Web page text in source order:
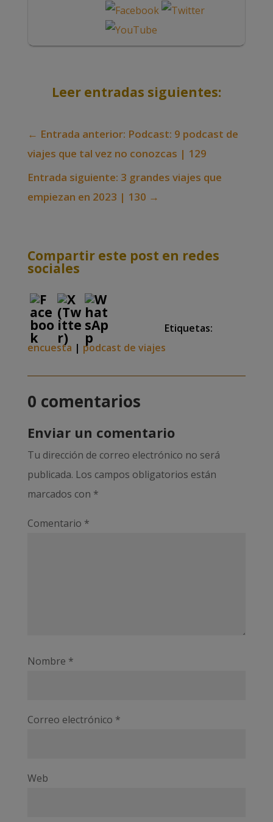
Leer entradas siguientes:
← Entrada anterior: Podcast: 9 podcast de
viajes que tal vez no conozcas | 129
Entrada siguiente: 3 grandes viajes que
empiezan en 2023 | 130 →
Compartir este post en redes
sociales
Etiquetas:
encuesta | podcast de viajes
0 comentarios
Enviar un comentario
Tu dirección de correo electrónico no será
publicada. Los campos obligatorios están
marcados con *
Comentario *
Nombre *
Correo electrónico *
Web